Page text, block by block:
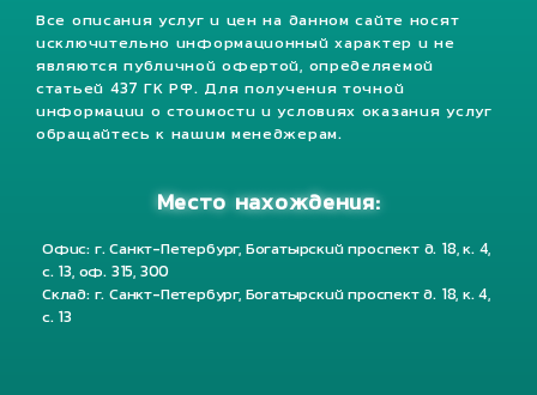
Все описания услуг и цен на данном сайте носят
исключительно информационный характер и не
являются публичной офертой, определяемой
статьей 437 ГК РФ. Для получения точной
информации о стоимости и условиях оказания услуг
обращайтесь к нашим менеджерам.
Место нахождения:
Офис: г. Санкт-Петербург, Богатырский проспект д. 18, к. 4,
с. 13, оф. 315, 300
Склад: г. Санкт-Петербург, Богатырский проспект д. 18, к. 4,
с. 13